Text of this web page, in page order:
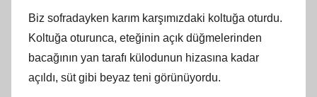
Biz sofradayken karım karşımızdaki koltuğa oturdu.
Koltuğa oturunca, eteğinin açık düğmelerinden
bacağının yan tarafı külodunun hizasına kadar
açıldı, süt gibi beyaz teni görünüyordu.